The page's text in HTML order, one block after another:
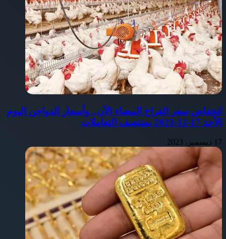
انخفاض سعر الفراخ البيضاء الآن.. وأسعار الدواجن اليوم
الأحد 17-12-2023 بمنتصف التعاملات
17 ديسمبر، 2023